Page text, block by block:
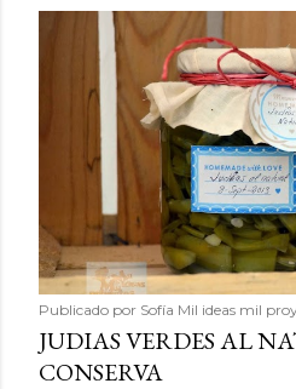
Publicado por Sofía Mil ideas mil
JUDIAS VERDES AL
CONSERVA